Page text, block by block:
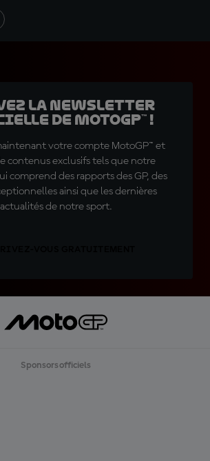
la Newsletter
de MotoGP™ !
votre compte MotoGP™ et
contenus exclusifs tels que notre
comprend des rapports des GP, des
ainsi que les dernières
actualités de notre sport.
Sponsors officiels